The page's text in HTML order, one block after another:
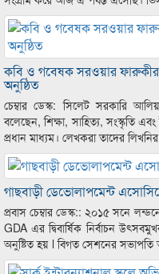
কবি ও গবেষক সরওয়ার ফারুকীর
অনুষ্ঠিত
চেম্বার ডেস্ক: সিলেট সরকারি
বলেছেন, শিক্ষা, সাহিত্য, সংস্কৃতি
প্রধান মাধ্যম। লেখকরা তাদের
গাছবাড়ী ডেভোলাপমেন্ট
প্রবাস চেম্বার ডেস্ক:: ২০১৫ সনে
GDA এর দ্বিবার্ষিক নির্বাচন
অনুষ্টিত হয় l বিগত সেশনের সভাপতি